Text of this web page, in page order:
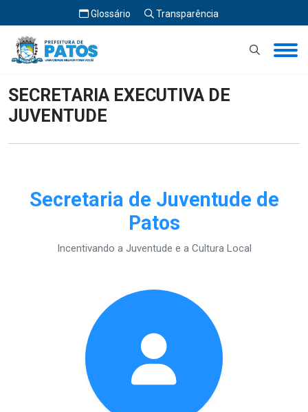
Glossário Transparência
Início SECRETARIA EXECUTIVA DE JUVENTUDE
SECRETARIA EXECUTIVA DE
JUVENTUDE
Secretaria de Juventude de
Patos
Incentivando a Juventude e a Cultura Local